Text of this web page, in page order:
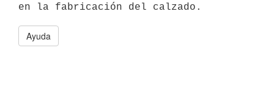
Ayuda